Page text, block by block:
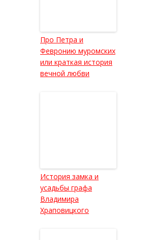
Про Петра и
Февронию муромских
или краткая история
вечной любви
История замка и
усадьбы графа
Владимира
Храповицкого